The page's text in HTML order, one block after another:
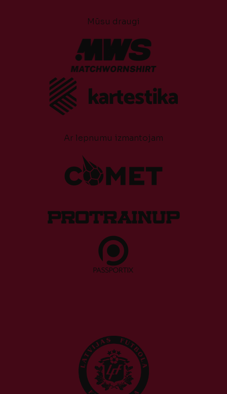
Mūsu draugi
Ar lepnumu izmantojam